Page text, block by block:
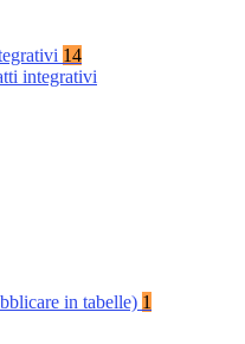
14
integrativi
in tabelle) 1